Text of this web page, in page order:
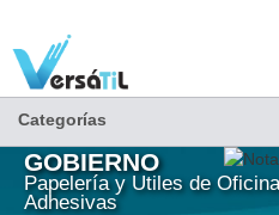
Notas y Etiquetas Adhesivas/Papelería y
Categorías
GOBIERNO
Papelería y Utiles de
Adhesivas